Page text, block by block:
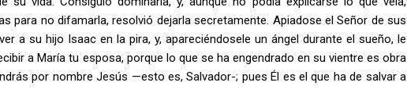
para no difamarla, resolvió dejarla secretamente. Apiadose el Señor de sus
a su hijo Isaac en la pira, y, apareciéndosele un ángel durante el sueño, le
a María tu esposa, porque lo que se ha engendrado en su vientre es obra
por nombre Jesús —esto es, Salvador-; pues Él es el que ha de salvar a